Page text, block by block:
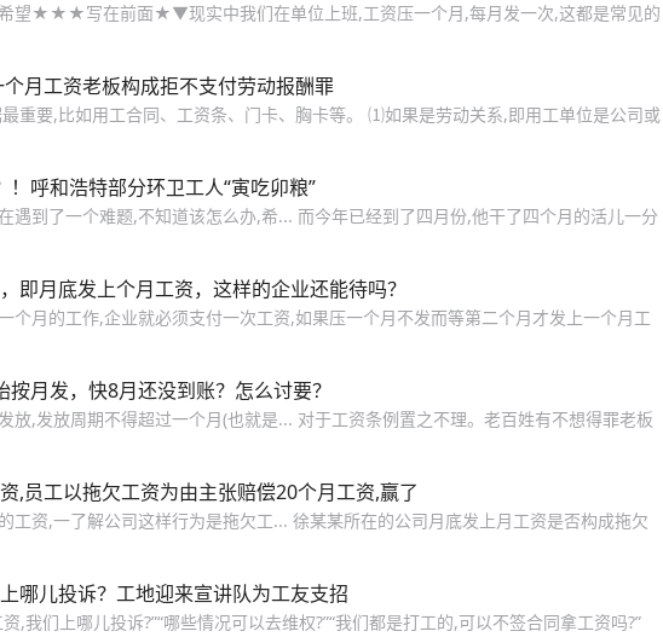
望★★★写在前面★▼现实中我们在单位上班,工资压一个月,每月发一次,这都是常见的
月工资老板构成拒不支付劳动报酬罪
重要,比如用工合同、工资条、门卡、胸卡等。 ⑴如果是劳动关系,即用工单位是公司或
！呼和浩特部分环卫工人“寅吃卯粮”
遇到了一个难题,不知道该怎么办,希... 而今年已经到了四月份,他干了四个月的活儿一分
即月底发上个月工资，这样的企业还能待吗？
个月的工作,企业就必须支付一次工资,如果压一个月不发而等第二个月才发上一个月工
月发，快8月还没到账？怎么讨要？
放,发放周期不得超过一个月(也就是... 对于工资条例置之不理。老百姓有不想得罪老板
,员工以拖欠工资为由主张赔偿20个月工资,赢了
工资,一了解公司这样行为是拖欠工... 徐某某所在的公司月底发上月工资是否构成拖欠
哪儿投诉？工地迎来宣讲队为工友支招
,我们上哪儿投诉?”“哪些情况可以去维权?”“我们都是打工的,可以不签合同拿工资吗?”